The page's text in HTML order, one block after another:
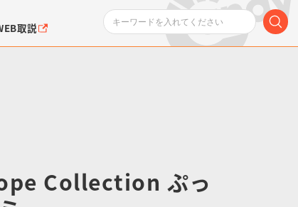
シリーズ ポケットモンスター
めーしょん＆
SMPシリーズ
取説
Collection ぷっ